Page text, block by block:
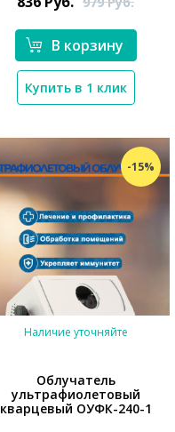
В корзину
Купить в 1 клик
-15%
Наличие уточняйте
Облучатель
ультрафиолетовый
кварцевый ОУФК-240-1